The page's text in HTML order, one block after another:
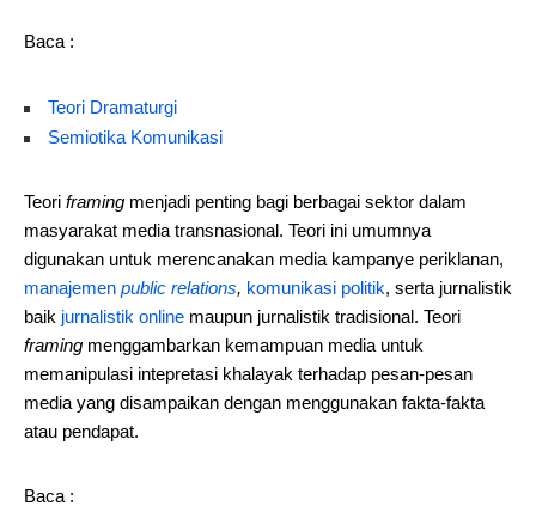
Baca :
Teori Dramaturgi
Semiotika Komunikasi
Teori framing menjadi penting bagi berbagai sektor dalam
masyarakat media transnasional. Teori ini umumnya
digunakan untuk merencanakan media kampanye periklanan,
manajemen public relations, komunikasi politik, serta jurnalistik
baik jurnalistik online maupun jurnalistik tradisional. Teori
framing menggambarkan kemampuan media untuk
memanipulasi intepretasi khalayak terhadap pesan-pesan
media yang disampaikan dengan menggunakan fakta-fakta
atau pendapat.
Baca :